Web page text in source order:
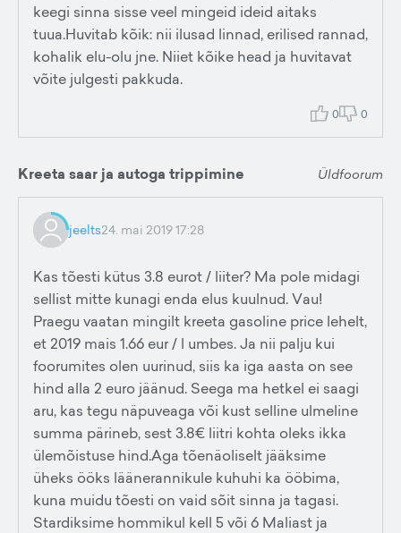
keegi sinna sisse veel mingeid ideid aitaks
tuua.Huvitab kõik: nii ilusad linnad, erilised rannad,
kohalik elu-olu jne. Niiet kõike head ja huvitavat
võite julgesti pakkuda.
0 0
Kreeta saar ja autoga trippimine Üldfoorum
jeelts24. mai 2019 17:28
Kas tõesti kütus 3.8 eurot / liiter? Ma pole midagi
sellist mitte kunagi enda elus kuulnud. Vau!
Praegu vaatan mingilt kreeta gasoline price lehelt,
et 2019 mais 1.66 eur / l umbes. Ja nii palju kui
foorumites olen uurinud, siis ka iga aasta on see
hind alla 2 euro jäänud. Seega ma hetkel ei saagi
aru, kas tegu näpuveaga või kust selline ulmeline
summa pärineb, sest 3.8€ liitri kohta oleks ikka
ülemõistuse hind.Aga tõenäoliselt jääksime
üheks ööks läänerannikule kuhuhi ka ööbima,
kuna muidu tõesti on vaid sõit sinna ja tagasi.
Stardiksime hommikul kell 5 või 6 Maliast ja